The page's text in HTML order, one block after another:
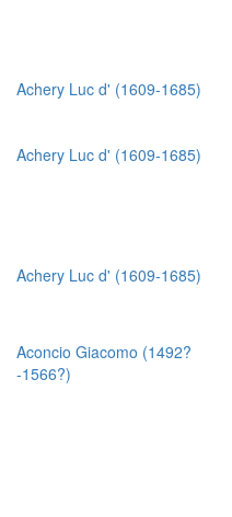
Achery Luc d' (1609-1685)
Achery Luc d' (1609-1685)
Achery Luc d' (1609-1685)
Aconcio Giacomo (1492?
-1566?)